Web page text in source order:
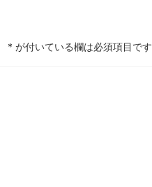
* が付いている欄は必須項目です